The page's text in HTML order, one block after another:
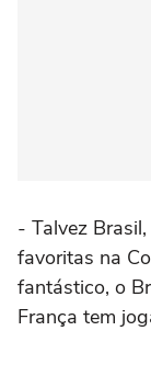
- Talvez
favoritas na
fantástico, o
França tem